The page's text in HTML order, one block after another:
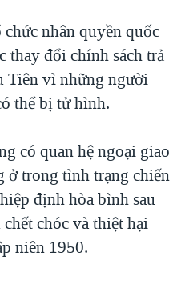
nhân quyền quốc
thay đổi chính sách trả
Tiên vì những người
thể bị tử hình.
có quan hệ ngoại giao
ở trong tình trạng chiến
định hòa bình sau
chóc và thiệt hại
niên 1950.